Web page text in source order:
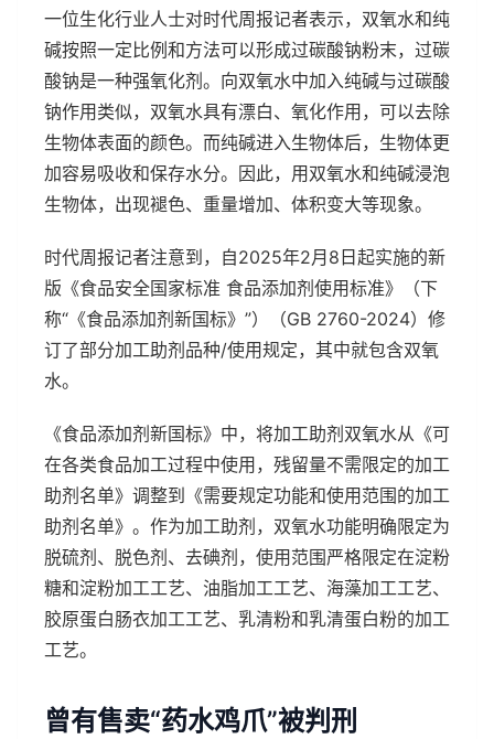
一位生化行业人士对时代周报记者表示，双氧水和纯
碱按照一定比例和方法可以形成过碳酸钠粉末，过碳
酸钠是一种强氧化剂。向双氧水中加入纯碱与过碳酸
钠作用类似，双氧水具有漂白、氧化作用，可以去除
生物体表面的颜色。而纯碱进入生物体后，生物体更
加容易吸收和保存水分。因此，用双氧水和纯碱浸泡
生物体，出现褪色、重量增加、体积变大等现象。
时代周报记者注意到，自2025年2月8日起实施的新
版《食品安全国家标准 食品添加剂使用标准》（下
称“《食品添加剂新国标》”）（GB 2760-2024）修
订了部分加工助剂品种/使用规定，其中就包含双氧
水。
《食品添加剂新国标》中，将加工助剂双氧水从《可
在各类食品加工过程中使用，残留量不需限定的加工
助剂名单》调整到《需要规定功能和使用范围的加工
助剂名单》。作为加工助剂，双氧水功能明确限定为
脱硫剂、脱色剂、去碘剂，使用范围严格限定在淀粉
糖和淀粉加工工艺、油脂加工工艺、海藻加工工艺、
胶原蛋白肠衣加工工艺、乳清粉和乳清蛋白粉的加工
工艺。
曾有售卖“药水鸡爪”被判刑